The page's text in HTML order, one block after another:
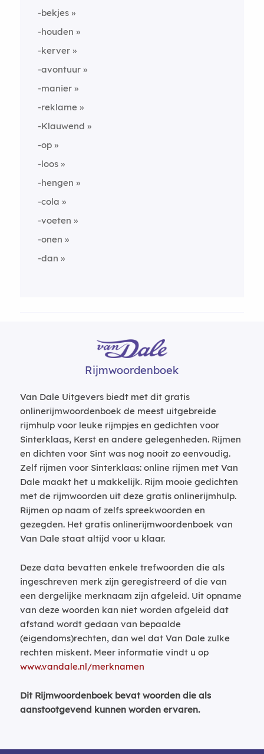
-bekjes
-houden
-kerver
-avontuur
-manier
-reklame
-Klauwend
-op
-loos
-hengen
-cola
-voeten
-onen
-dan
Rijmwoordenboek
Van Dale Uitgevers biedt met dit gratis
onlinerijmwoordenboek de meest uitgebreide
rijmhulp voor leuke rijmpjes en gedichten voor
Sinterklaas, Kerst en andere gelegenheden. Rijmen
en dichten voor Sint was nog nooit zo eenvoudig.
Zelf rijmen voor Sinterklaas: online rijmen met Van
Dale maakt het u makkelijk. Rijm mooie gedichten
met de rijmwoorden uit deze gratis onlinerijmhulp.
Rijmen op naam of zelfs spreekwoorden en
gezegden. Het gratis onlinerijmwoordenboek van
Van Dale staat altijd voor u klaar.
Deze data bevatten enkele trefwoorden die als
ingeschreven merk zijn geregistreerd of die van
een dergelijke merknaam zijn afgeleid. Uit opname
van deze woorden kan niet worden afgeleid dat
afstand wordt gedaan van bepaalde
(eigendoms)rechten, dan wel dat Van Dale zulke
rechten miskent. Meer informatie vindt u op
www.vandale.nl/merknamen
Dit Rijmwoordenboek bevat woorden die als
aanstootgevend kunnen worden ervaren.